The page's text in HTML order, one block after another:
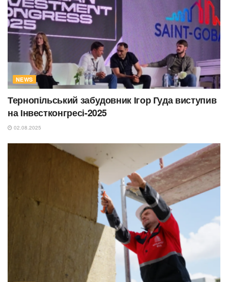
NEWS
Тернопільський забудовник Ігор Гуда виступив
на Інвестконгресі-2025
02.08.2025